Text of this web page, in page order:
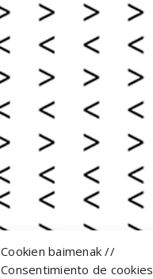
Cookien baimenak //
Consentimiento de cookies